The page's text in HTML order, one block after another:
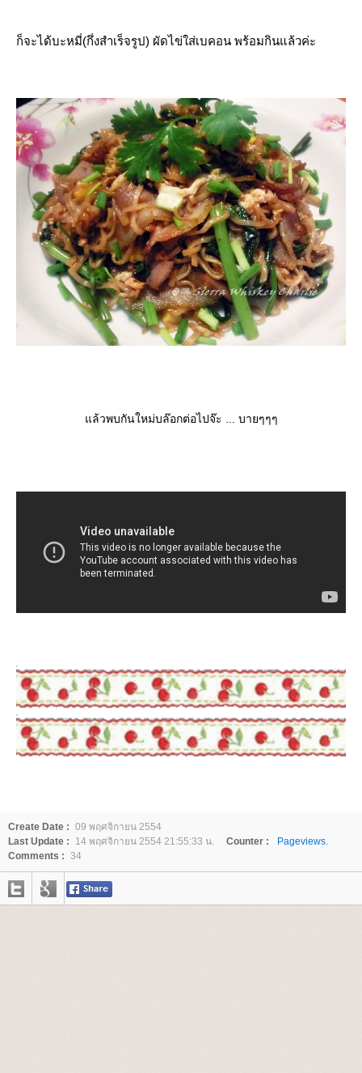
ก็จะได้บะหมี่(กึ่งสำเร็จรูป) ผัดไข่ใส่เบคอน พร้อมกินแล้วค่ะ
ล้วพบกันใหม่บล๊อกต่อไปจ๊ะ ... บายๆๆๆ
Create Date : 09 พฤศจิกายน 2554
Last Update :
14 พฤศจิกายน 2554 21:55:33 น. Counter :
Pageviews.
Comments : 34